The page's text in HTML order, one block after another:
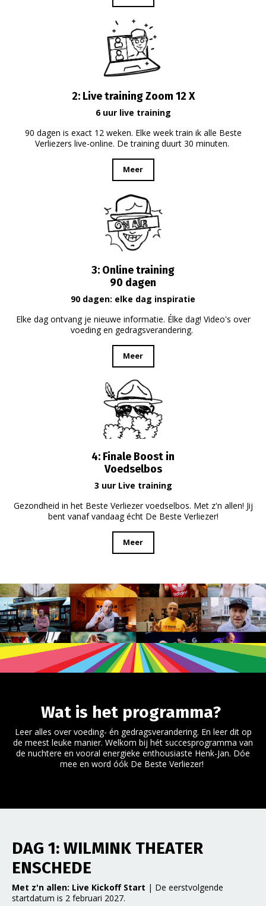
2: Live training Zoom 12 X
6 uur live training
90 dagen is exact 12 weken. Elke week train ik alle Beste
Verliezers live-online. De training duurt 30 minuten.
Meer
3: Online training
90 dagen
90 dagen: elke dag inspiratie
Elke dag ontvang je nieuwe informatie. Élke dag! Video's over
voeding en gedragsverandering.
Meer
4: Finale Boost in
Voedselbos
3 uur Live training
Gezondheid in het Beste Verliezer voedselbos. Met z'n allen! Jij
bent vanaf vandaag écht De Beste Verliezer!
Meer
Wat is het programma?
Leer alles over voeding- én gedragsverandering. En leer dit op
de meest leuke manier. Welkom bij hét succesprogramma van
de nuchtere en vooral energieke enthousiaste Henk-Jan. Dóe
mee en word óók De Beste Verliezer!
DAG 1: WILMINK THEATER
ENSCHEDE
Met z'n allen: Live Kickoff Start | De eerstvolgende
startdatum is 2 februari 2027.